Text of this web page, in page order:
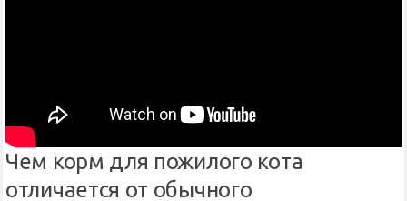
Чем корм для пожилого кота
отличается от обычного